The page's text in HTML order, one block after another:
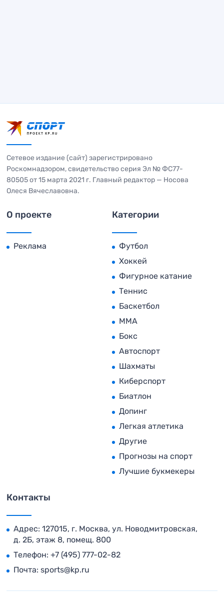
Сетевое издание (сайт) зарегистрировано
Роскомнадзором, свидетельство серия Эл № ФС77-
80505 от 15 марта 2021 г. Главный редактор — Носова
Олеся Вячеславовна.
О проекте
Реклама
Категории
Футбол
Хоккей
Фигурное катание
Теннис
Баскетбол
MMA
Бокс
Автоспорт
Шахматы
Киберспорт
Биатлон
Допинг
Легкая атлетика
Другие
Прогнозы на спорт
Лучшие букмекеры
Контакты
Адрес: 127015, г. Москва, ул. Новодмитровская,
д. 2Б, этаж 8, помещ. 800
Телефон: +7 (495) 777-02-82
Почта: sports@kp.ru